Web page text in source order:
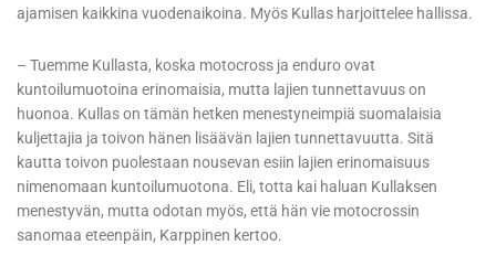
ajamisen kaikkina vuodenaikoina. Myös Kullas harjoittelee hallissa.
– Tuemme Kullasta, koska motocross ja enduro ovat
kuntoilumuotoina erinomaisia, mutta lajien tunnettavuus on
huonoa. Kullas on tämän hetken menestyneimpiä suomalaisia
kuljettajia ja toivon hänen lisäävän lajien tunnettavuutta. Sitä
kautta toivon puolestaan nousevan esiin lajien erinomaisuus
nimenomaan kuntoilumuotona. Eli, totta kai haluan Kullaksen
menestyvän, mutta odotan myös, että hän vie motocrossin
sanomaa eteenpäin, Karppinen kertoo.